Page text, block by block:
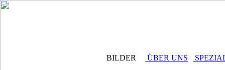
BILDER ÜBER UNS